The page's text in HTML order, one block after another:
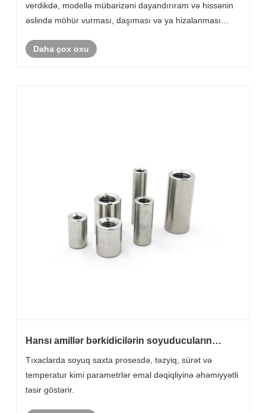
verdikdə, modellə mübarizəni dayandırıram və hissənin
əslində möhür vurması, daşıması və ya hizalanması
hikmətə güvənirəm; Bir verilən məlu......
Daha çox oxu
Hansı amillər bərkidicilərin soyuducuların
Tıxaclarda soyuq saxta prosesdə, təzyiq, sürət və
temperatur kimi parametrlər emal dəqiqliyinə əhəmiyyətli
təsir göstərir.